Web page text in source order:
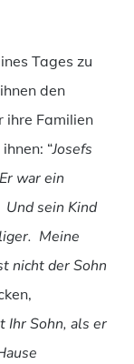
Tages zu
den
ihre Familien
“Josefs
war ein
sein Kind
Meine
nicht der Sohn
Ihr Sohn, als er